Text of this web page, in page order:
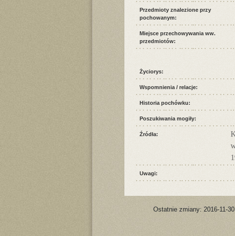
Przedmioty znalezione przy
pochowanym:
Miejsce przechowywania ww.
przedmiotów:
Życiorys:
Wspomnienia / relacje:
Historia pochówku:
Poszukiwania mogiły:
Źródła:
Uwagi:
Ostatnie zmiany: 2016-11-